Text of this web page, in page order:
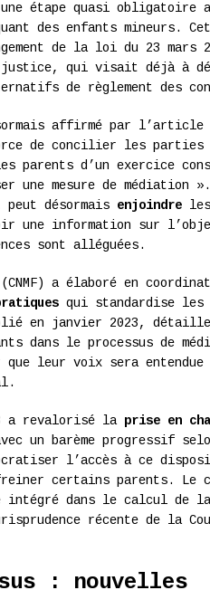
une étape quasi obligatoire
des enfants mineurs.
de la loi du 23 mars
justice, qui visait déjà à
de règlement des
affirmé par l’article
de concilier les parties
d’un exercice
mesure de médiation
désormais enjoindre
une information sur
sont alléguées.
a élaboré en
qui standardise les
en janvier 2023, détaille
dans le processus de
leur voix sera entendue
a revalorisé la prise en
un barème progressif
l’accès à ce
certains parents. Le
intégré dans le calcul de la
récente de la
: nouvelles